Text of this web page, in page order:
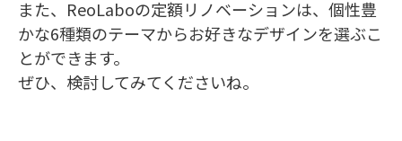
また、ReoLaboの定額リノベーションは、個性豊
かな6種類のテーマからお好きなデザインを選ぶこ
とができます。
ぜひ、検討してみてくださいね。